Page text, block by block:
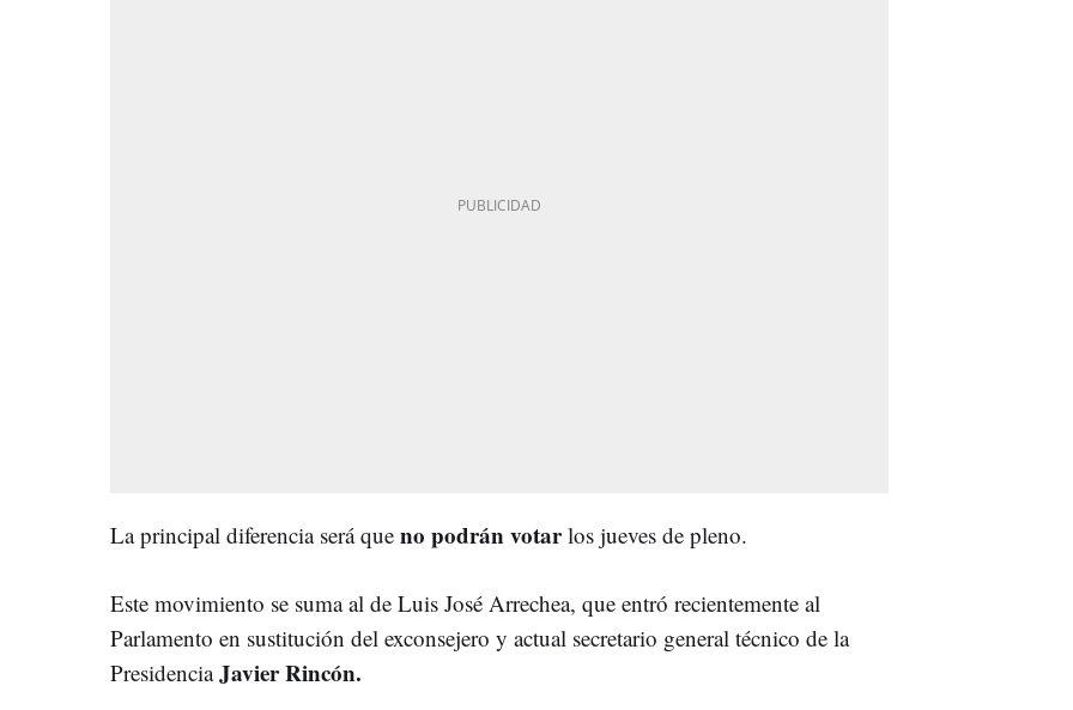
La principal diferencia será que no podrán votarlos jueves de pleno.
Este movimiento se suma al de Luis José Arrechea, que entró recientemente al
Parlamento en sustitución del exconsejero y actual secretario general técnico de la
PresidenciaJavier Rincón.